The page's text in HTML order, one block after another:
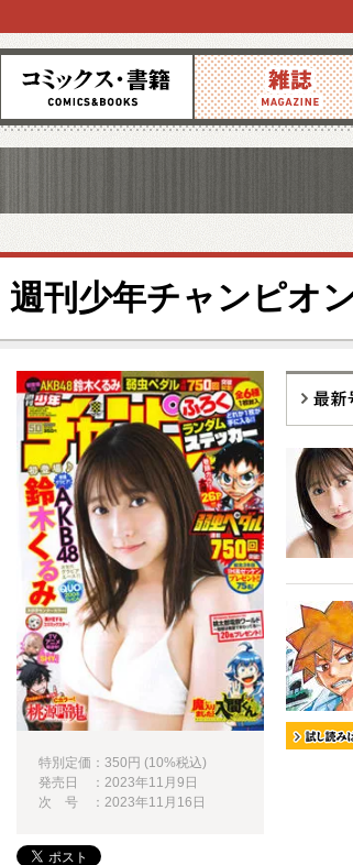
コミックス 雑誌
週刊少年チャンピオ
特別定価：350円 (10%税込)
発売日 ：2023年11月9日
次 号 ：2023年11月16日